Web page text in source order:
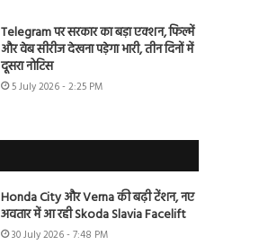
Telegram पर सरकार का बड़ा एक्शन, फिल्में
और वेब सीरीज देखना पड़ेगा भारी, तीन दिनों में
दूसरा नोटिस
5 July 2026 - 2:25 PM
Honda City और Verna की बढ़ी टेंशन, नए
अवतार में आ रही Skoda Slavia Facelift
30 July 2026 - 7:48 PM